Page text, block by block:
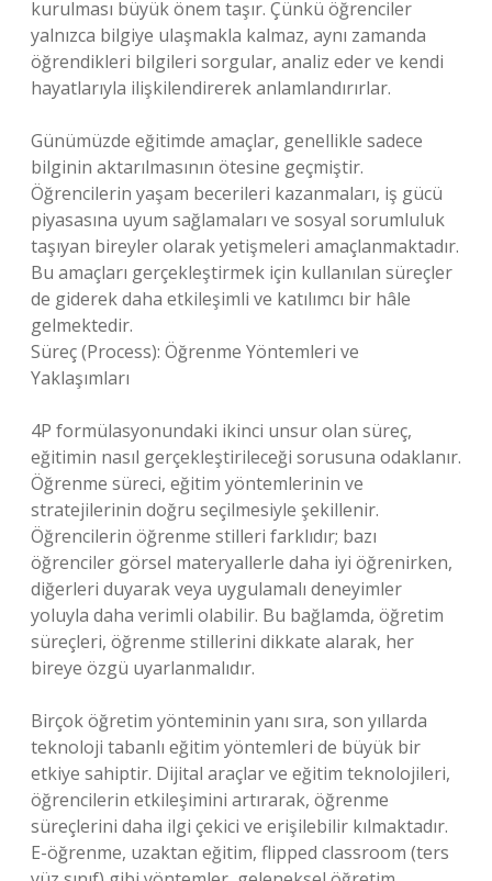
kurulması büyük önem taşır. Çünkü öğrenciler
yalnızca bilgiye ulaşmakla kalmaz, aynı zamanda
öğrendikleri bilgileri sorgular, analiz eder ve kendi
hayatlarıyla ilişkilendirerek anlamlandırırlar.
Günümüzde eğitimde amaçlar, genellikle sadece
bilginin aktarılmasının ötesine geçmiştir.
Öğrencilerin yaşam becerileri kazanmaları, iş gücü
piyasasına uyum sağlamaları ve sosyal sorumluluk
taşıyan bireyler olarak yetişmeleri amaçlanmaktadır.
Bu amaçları gerçekleştirmek için kullanılan süreçler
de giderek daha etkileşimli ve katılımcı bir hâle
gelmektedir.
Süreç (Process): Öğrenme Yöntemleri ve
Yaklaşımları
4P formülasyonundaki ikinci unsur olan süreç,
eğitimin nasıl gerçekleştirileceği sorusuna odaklanır.
Öğrenme süreci, eğitim yöntemlerinin ve
stratejilerinin doğru seçilmesiyle şekillenir.
Öğrencilerin öğrenme stilleri farklıdır; bazı
öğrenciler görsel materyallerle daha iyi öğrenirken,
diğerleri duyarak veya uygulamalı deneyimler
yoluyla daha verimli olabilir. Bu bağlamda, öğretim
süreçleri, öğrenme stillerini dikkate alarak, her
bireye özgü uyarlanmalıdır.
Birçok öğretim yönteminin yanı sıra, son yıllarda
teknoloji tabanlı eğitim yöntemleri de büyük bir
etkiye sahiptir. Dijital araçlar ve eğitim teknolojileri,
öğrencilerin etkileşimini artırarak, öğrenme
süreçlerini daha ilgi çekici ve erişilebilir kılmaktadır.
E-öğrenme, uzaktan eğitim, flipped classroom (ters